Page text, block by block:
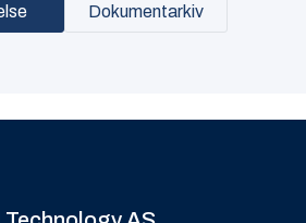
Dokumentarkiv